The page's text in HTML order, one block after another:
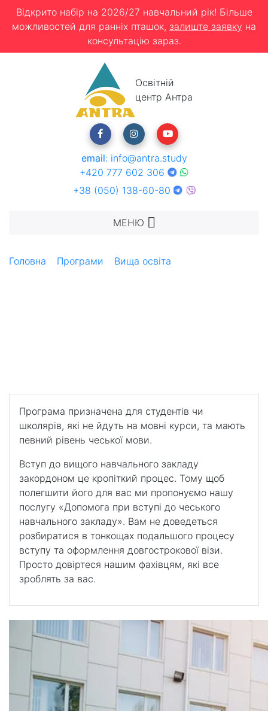
Відкрито набір на 2026/27 навчальний рік! Більше
можливостей для ранніх пташок, залиште заявку на
консультацію зараз.
Освітній
центр Антра
email: info@antra.study
+420 777 602 306
+38 (050) 138-60-80
МЕНЮ
Головна Програми Вища освіта
Програма призначена для студентів чи
школярів, які не йдуть на мовні курси, та мають
певний рівень чеської мови.
Вступ до вищого навчального закладу
закордоном це кропіткий процес. Тому щоб
полегшити його для вас ми пропонуємо нашу
послугу «Допомога при вступі до чеського
навчального закладу». Вам не доведеться
розбиратися в тонкощах подальшого процесу
вступу та оформлення довгострокової візи.
Просто довіртеся нашим фахівцям, які все
зроблять за вас.